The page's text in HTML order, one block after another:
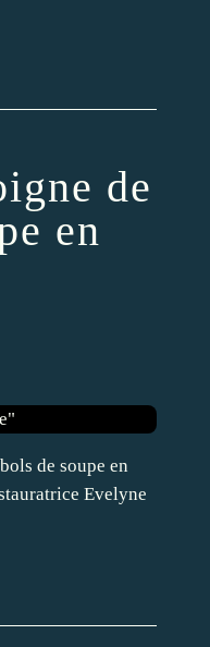
de
en
de soupe en
Evelyne